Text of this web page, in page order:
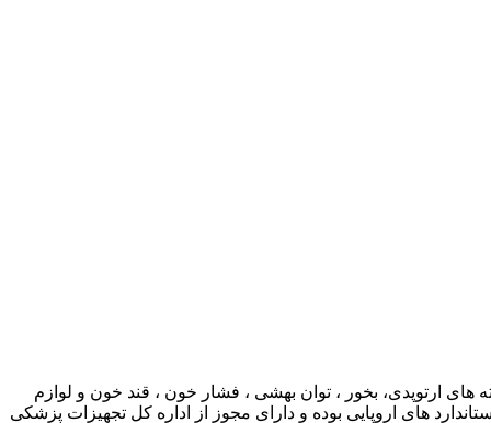
ارتوپدی، بخور ، توان بهشی ، فشار خون ، قند خون و لوازم
های اروپایی بوده و دارای مجوز از اداره کل تجهیزات پزشکی